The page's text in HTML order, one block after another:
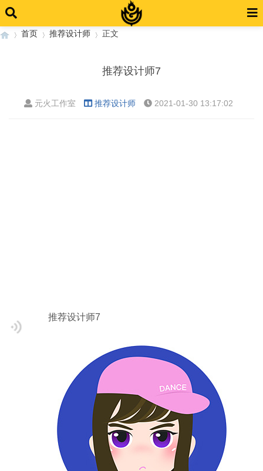
首页 推荐设计师 正文
推荐设计师7
元火工作室 推荐设计师 2021-01-30 13:17:02
推荐设计师7